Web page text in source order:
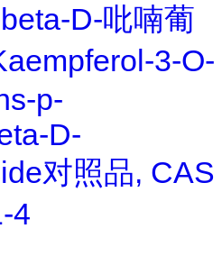
D-吡喃葡
3-O-
p-
D-
对照品, CAS
4